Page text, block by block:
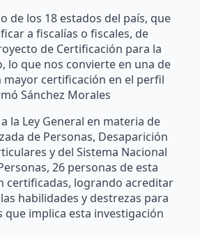
de los 18 estados del país, que
a fiscalías o fiscales, de
de Certificación para la
lo que nos convierte en una de
mayor certificación en el perfil
Sánchez Morales
la Ley General en materia de
de Personas, Desaparición
y del Sistema Nacional
26 personas de esta
certificadas, logrando acreditar
habilidades y destrezas para
implica esta investigación